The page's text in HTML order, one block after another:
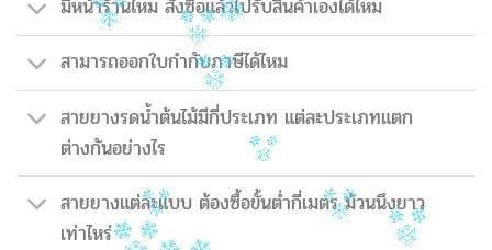
มีหน้าร้านไหม สั่งซื้อแล้วไปรับสินค้าเองได้ไหม
สามารถออกใบกำกับภาษีได้ไหม
สายยางรดน้ำต้นไม้มีกี่ประเภท แต่ละประเภทแตก
ต่างกันอย่างไร
สายยางแต่ละแบบ ต้องซื้อขั้นต่ำกี่เมตร ม้วนนึงยาว
เท่าไหร่